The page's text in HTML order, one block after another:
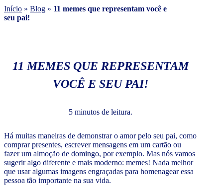
Início » Blog » 11 memes que representam você e
seu pai!
11 MEMES QUE REPRESENTAM
VOCÊ E SEU PAI!
5 minutos de leitura.
Há muitas maneiras de demonstrar o amor pelo seu pai, como
comprar presentes, escrever mensagens em um cartão ou
fazer um almoção de domingo, por exemplo. Mas nós vamos
sugerir algo diferente e mais moderno: memes! Nada melhor
que usar algumas imagens engraçadas para homenagear essa
pessoa tão importante na sua vida.